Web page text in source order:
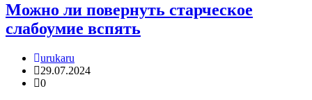
Можно ли повернуть старческое
слабоумие вспять
urukaru
29.07.2024
0